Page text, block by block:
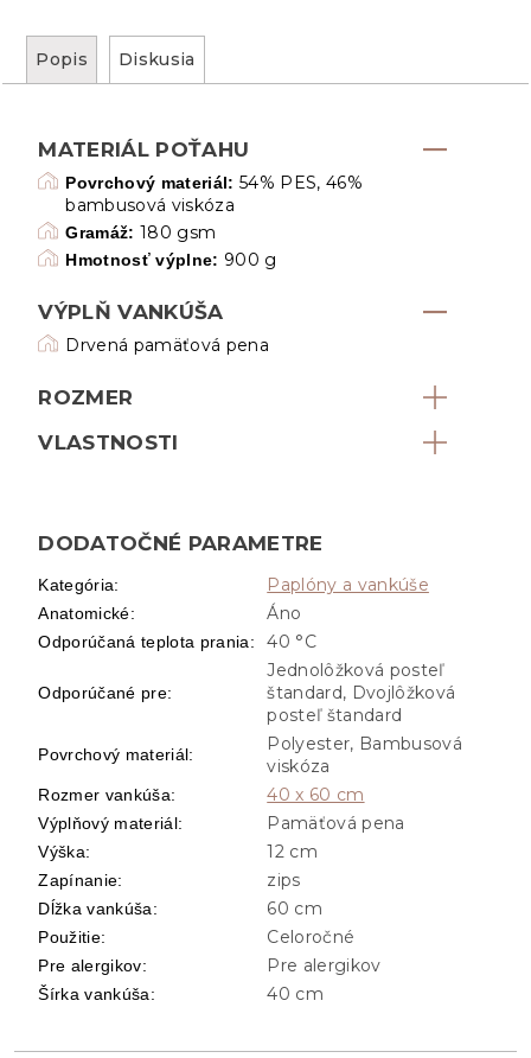
Popis Diskusia
MATERIÁL POŤAHU
Povrchový materiál: 54% PES, 46%
bambusová viskóza
Gramáž: 180 gsm
Hmotnosť výplne: 900 g
VÝPLŇ VANKÚŠA
Drvená pamäťová pena
ROZMER
VLASTNOSTI
DODATOČNÉ PARAMETRE
Kategória: Paplóny a vankúše
Anatomické: Áno
Odporúčaná teplota prania: 40 °C
Odporúčané pre:
Jednolôžková posteľ
štandard, Dvojlôžková
posteľ štandard
Povrchový materiál:
Polyester, Bambusová
viskóza
Rozmer vankúša: 40 x 60 cm
Výplňový materiál: Pamäťová pena
Výška: 12 cm
Zapínanie: zips
Dĺžka vankúša: 60 cm
Použitie: Celoročné
Pre alergikov: Pre alergikov
Šírka vankúša: 40 cm